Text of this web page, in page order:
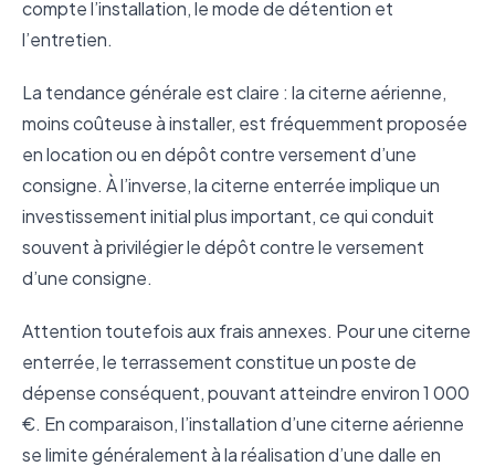
compte l’installation, le mode de détention et
l’entretien.
La tendance générale est claire : la citerne aérienne,
moins coûteuse à installer, est fréquemment proposée
en location ou en dépôt contre versement d’une
consigne. À l’inverse, la citerne enterrée implique un
investissement initial plus important, ce qui conduit
souvent à privilégier le dépôt contre le versement
d’une consigne.
Attention toutefois aux frais annexes. Pour une citerne
enterrée, le terrassement constitue un poste de
dépense conséquent, pouvant atteindre environ 1 000
€. En comparaison, l’installation d’une citerne aérienne
se limite généralement à la réalisation d’une dalle en